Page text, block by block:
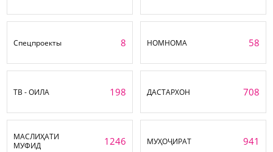
Спецпроекты 8 НОМНОМА 58
ТВ - ОИЛА 198 ДАСТАРХОН 708
МАСЛИҲАТИ
МУФИД
1246 МУҲОҶИРАТ 941